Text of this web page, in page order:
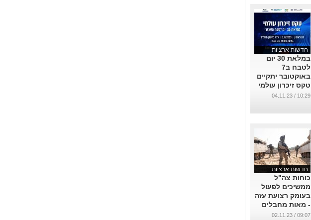
חדשות ארציות
במלאת 30 יום
לטבח ב7
באוקטובר יתקיים
טקס זיכרון עולמי
...
10:29 / 04.11.23
חדשות ארציות
כוחות צה"ל
ממשיכים לפעול
בעומק רצועת עזה
- מאות מחבלים
חוסלו הלילה
09:07 / 02.11.23